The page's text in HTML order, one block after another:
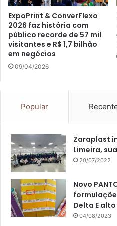
ExpoPrint & ConverFlexo
2026 faz história com
público recorde de 57 mil
visitantes e R$ 1,7 bilhão
em negócios
09/04/2026
Popular
Zaraplast
Limeira,
20/07/2022
Novo
Delta E
04/08/2023